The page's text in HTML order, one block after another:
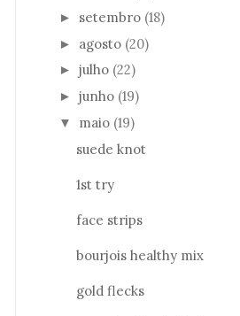
► setembro (18)
► agosto (20)
► julho (22)
► junho (19)
▼ maio (19)
suede knot
1st try
face strips
bourjois healthy mix
gold flecks